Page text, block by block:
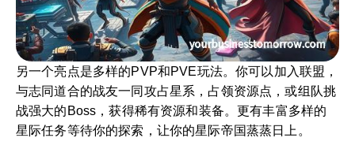
另一个亮点是多样的PVP和PVE玩法。你可以加入联盟，
与志同道合的战友一同攻占星系，占领资源点，或组队挑
战强大的Boss，获得稀有资源和装备。更有丰富多样的
星际任务等待你的探索，让你的星际帝国蒸蒸日上。